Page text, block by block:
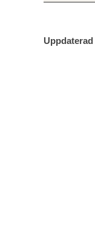
Uppdaterad